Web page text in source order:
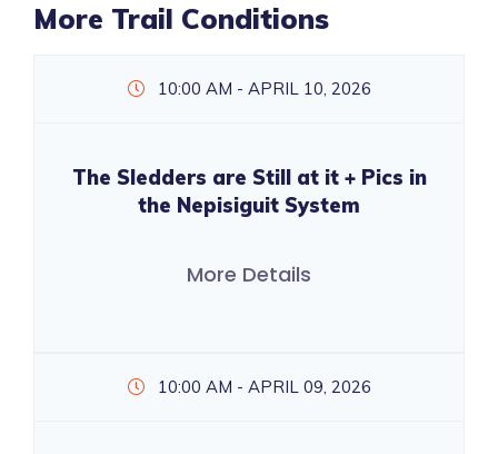
More Trail Conditions
10:00 AM - APRIL 10, 2026
The Sledders are Still at it + Pics in
the Nepisiguit System
More Details
10:00 AM - APRIL 09, 2026